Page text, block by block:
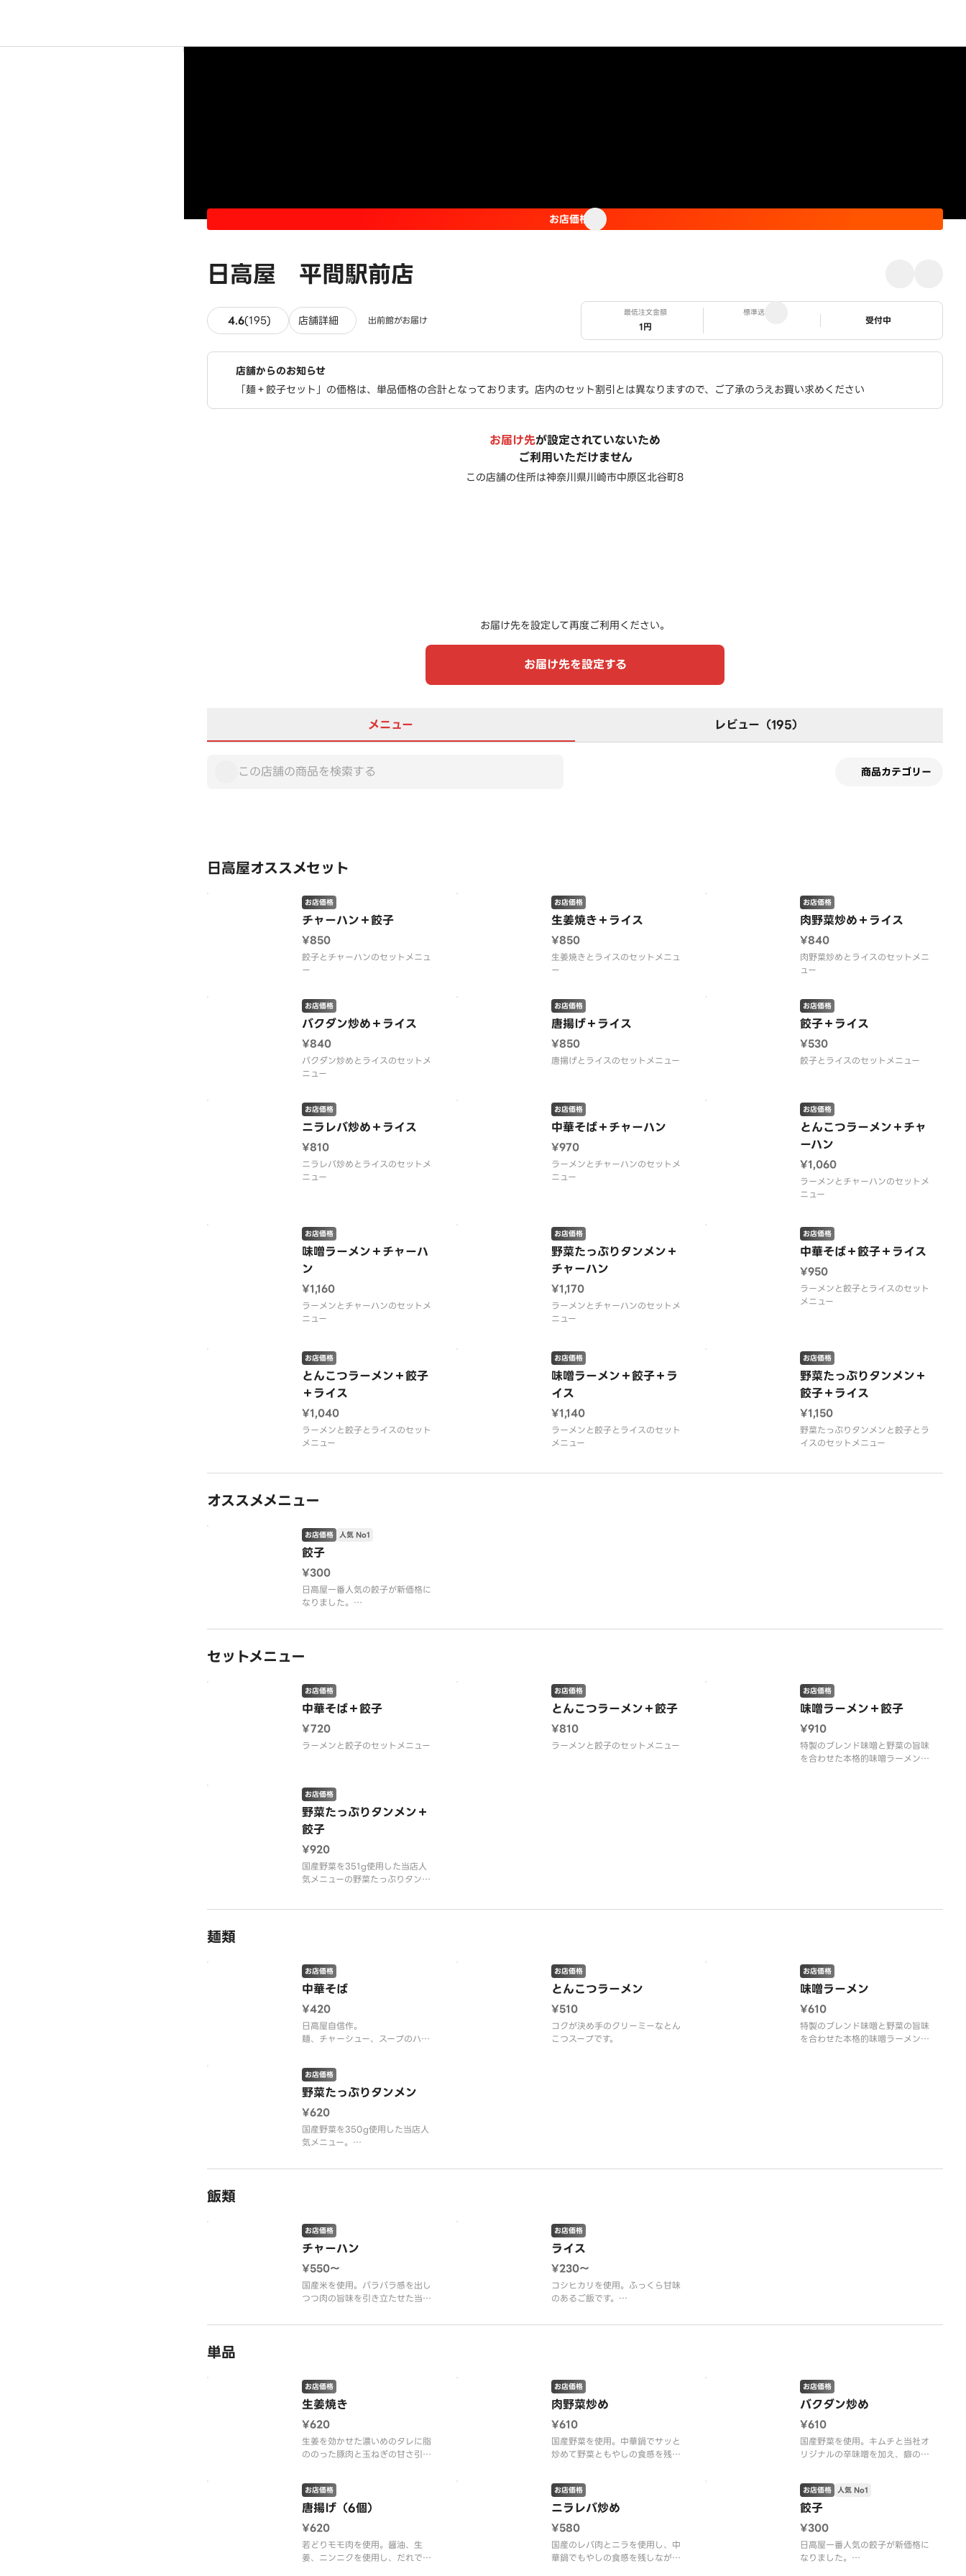
日高屋 平間駅前店
お店価格
4.6(195) 195件のレビュー
店舗詳細 出前館がお届け
最低注文金額
1円
標準送料
ステータス
受付中
店舗からのお知らせ
「麺＋餃子セット」の価格は、単品価格の合計となっております。店内のセット割引とは異なりますので、ご了承のうえお買い求めください
お届け先が設定されていないため
ご利用いただけません
この店舗の住所は神奈川県川崎市中原区北谷町8
お届け先を設定して再度ご利用ください。
お届け先を設定する
メニュー レビュー（195）
商品カテゴリー
日高屋オススメセット
チャーハン＋餃子
お店価格
¥850
餃子とチャーハンのセットメニュ
ー
生姜焼き＋ライス
お店価格
¥850
生姜焼きとライスのセットメニュ
ー
肉野菜炒め＋ライス
お店価格
¥840
肉野菜炒めとライスのセットメニ
ュー
バクダン炒め＋ライス
お店価格
¥840
バクダン炒めとライスのセットメ
ニュー
唐揚げ＋ライス
お店価格
¥850
唐揚げとライスのセットメニュー
餃子＋ライス
お店価格
¥530
餃子とライスのセットメニュー
ニラレバ炒め＋ライス
お店価格
¥810
ニラレバ炒めとライスのセットメ
ニュー
中華そば＋チャーハン
お店価格
¥970
ラーメンとチャーハンのセットメ
ニュー
とんこつラーメン＋チャ
ーハン
お店価格
¥1,060
ラーメンとチャーハンのセットメ
ニュー
味噌ラーメン＋チャーハ
ン
お店価格
¥1,160
ラーメンとチャーハンのセットメ
ニュー
野菜たっぷりタンメン＋
チャーハン
お店価格
¥1,170
ラーメンとチャーハンのセットメ
ニュー
中華そば＋餃子＋ライス
お店価格
¥950
ラーメンと餃子とライスのセット
メニュー
とんこつラーメン＋餃子
＋ライス
お店価格
¥1,040
ラーメンと餃子とライスのセット
メニュー
味噌ラーメン＋餃子＋ラ
イス
お店価格
¥1,140
ラーメンと餃子とライスのセット
メニュー
野菜たっぷりタンメン＋
餃子＋ライス
お店価格
¥1,150
野菜たっぷりタンメンと餃子とラ
イスのセットメニュー
オススメメニュー
餃子
お店価格 人気 No1
¥300
日高屋一番人気の餃子が新価格に
なりました。
っしり詰めて更に美味しくなりま
セットメニュー
中華そば＋餃子
お店価格
¥720
ラーメンと餃子のセットメニュー
とんこつラーメン＋餃子
お店価格
¥810
ラーメンと餃子のセットメニュー
味噌ラーメン＋餃子
お店価格
¥910
特製のブレンド味噌と野菜の旨味
を合わせた本格的味噌ラーメン
野菜たっぷりタンメン＋
餃子
お店価格
¥920
国産野菜を351g使用した当店人
気メニューの野菜たっぷりタンメ
麺類
中華そば
お店価格
¥420
日高屋自信作。
麺、チャーシュー、スープのハー
とんこつラーメン
お店価格
¥510
コクが決め手のクリーミーなとん
こつスープです。
味噌ラーメン
お店価格
¥610
特製のブレンド味噌と野菜の旨味
を合わせた本格的味噌ラーメン。
野菜たっぷりタンメン
お店価格
¥620
国産野菜を350g使用した当店人
気メニュー。
のスープに溶け込んで美味しく仕
飯類
チャーハン
お店価格
¥550〜
国産米を使用。パラパラ感を出し
つつ肉の旨味を引き立たせた当店
※画像は普通盛りです。
ライス
お店価格
¥230〜
コシヒカリを使用。ふっくら甘味
のあるご飯です。
単品
生姜焼き
お店価格
¥620
生姜を効かせた濃いめのタレに脂
ののった豚肉と玉ねぎの甘さ引き
肉野菜炒め
お店価格
¥610
国産野菜を使用。中華鍋でサッと
炒めて野菜ともやしの食感を残し
バクダン炒め
お店価格
¥610
国産野菜を使用。キムチと当社オ
リジナルの辛味噌を加え、癖のあ
唐揚げ（6個）
お店価格
¥620
若どりモモ肉を使用。醤油、生
姜、ニンニクを使用し、だれでも
ニラレバ炒め
お店価格
¥580
国産のレバ肉とニラを使用し、中
華鍋でもやしの食感を残しながら
餃子
お店価格 人気 No1
¥300
日高屋一番人気の餃子が新価格に
なりました。